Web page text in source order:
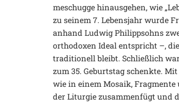
meschugge hinausgehen, wie
zu seinem 7. Lebensjahr wurde
anhand Ludwig Philippsohns
orthodoxen Ideal entspricht –,
traditionell bleibt. Schließlich
zum 35. Geburtstag schenkte.
wie in einem Mosaik,
der Liturgie zusammenfügt und